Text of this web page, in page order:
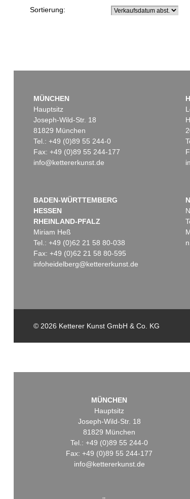
Sortierung:
MÜNCHEN
Hauptsitz
Joseph-Wild-Str. 18
81829 München
Tel.: +49 (0)89 55 244-0
Fax: +49 (0)89 55 244-177
info@kettererkunst.de
BADEN-WÜRTTEMBERG
HESSEN
RHEINLAND-PFALZ
Miriam Heß
Tel.: +49 (0)62 21 58 80-038
Fax: +49 (0)62 21 58 80-595
infoheidelberg@kettererkunst.de
© 2026 Ketterer Kunst GmbH & Co. KG
MÜNCHEN
Hauptsitz
Joseph-Wild-Str. 18
81829 München
Tel.: +49 (0)89 55 244-0
Fax: +49 (0)89 55 244-177
info@kettererkunst.de